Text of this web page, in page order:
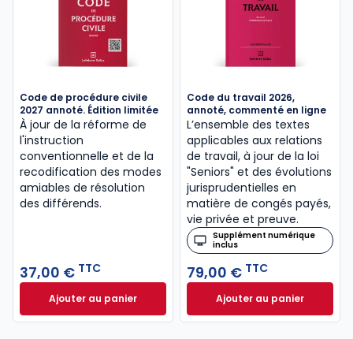
Code de procédure civile
2027 annoté. Édition limitée
À jour de la réforme de
l'instruction
conventionnelle et de la
recodification des modes
amiables de résolution
des différends.
37,00 € TTC
Ajouter au panierCode de procédure civile 2027 annoté. Édition
Code du travail 2026,
annoté, commenté en ligne
L’ensemble des textes
applicables aux relations
de travail, à jour de la loi
"Seniors" et des évolutions
jurisprudentielles en
matière de congés payés,
vie privée et preuve.
Supplément numérique
inclus
79,00 € TTC
Ajouter au panier
Code du travail